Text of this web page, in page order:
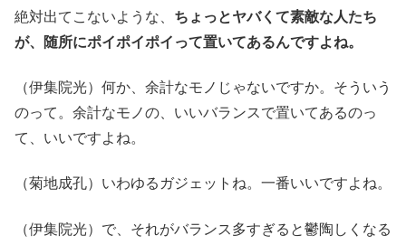
絶対出てこないような、 ちょっとヤバくて素敵な人たち
が、随所にポイポイポイって置いてあるんですよね。
（伊集院光）何か、余計なモノじゃないですか。そういう
のって。余計なモノの、いいバランスで置いてあるのっ
て、いいですよね。
（菊地成孔）いわゆるガジェットね。一番いいですよね。
（伊集院光）で、それがバランス多すぎると鬱陶しくなる